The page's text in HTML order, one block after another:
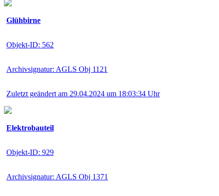
Glühbirne
Objekt-ID: 562
Archivsignatur: AGLS Obj 1121
Zuletzt geändert am 29.04.2024 um 18:03:34 Uhr
Elektrobauteil
Objekt-ID: 929
Archivsignatur: AGLS Obj 1371